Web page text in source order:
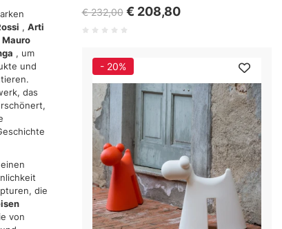
, Arti
Mauro
, um
und
das
die
von
€ 232,00 € 208,80
- 20%